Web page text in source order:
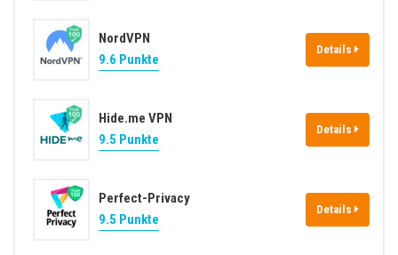
NordVPN
9.6 Punkte
Details
Hide.me VPN
9.5 Punkte
Details
Perfect-Privacy
9.5 Punkte
Details